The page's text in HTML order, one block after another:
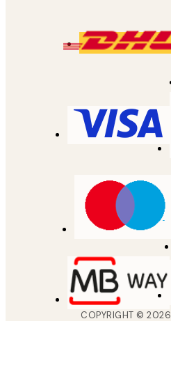
COPYRIGHT ©2026